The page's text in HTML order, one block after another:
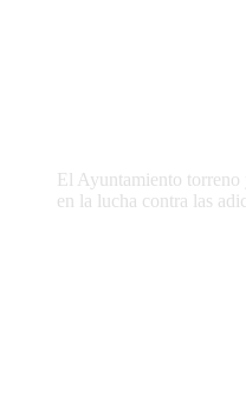
El Ayuntamiento
en la lucha contra las